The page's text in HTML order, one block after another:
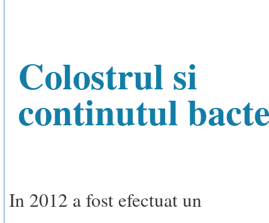
Colostrul si
continutul
In 2012 a fost efectuat un